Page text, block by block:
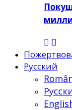
Русский